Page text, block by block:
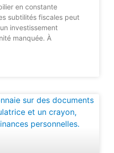
en constante
subtilités fiscales peut
investissement
manquée. À